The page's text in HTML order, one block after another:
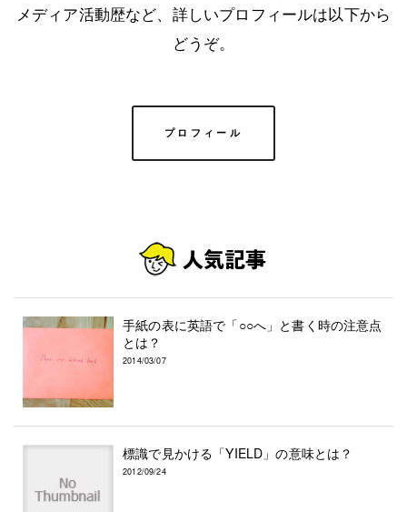
メディア活動歴など、詳しいプロフィールは以下から
どうぞ。
プロフィール
手紙の表に英語で「○○へ」と書く時の注意点
とは？
2014/03/07
標識で見かける「YIELD」の意味とは？
2012/09/24